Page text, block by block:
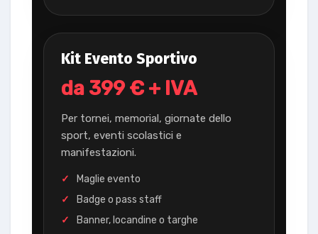
Kit Evento Sportivo
da 399 € + IVA
Per tornei, memorial, giornate dello
sport, eventi scolastici e
manifestazioni.
Maglie evento
Badge o pass staff
Banner, locandine o targhe